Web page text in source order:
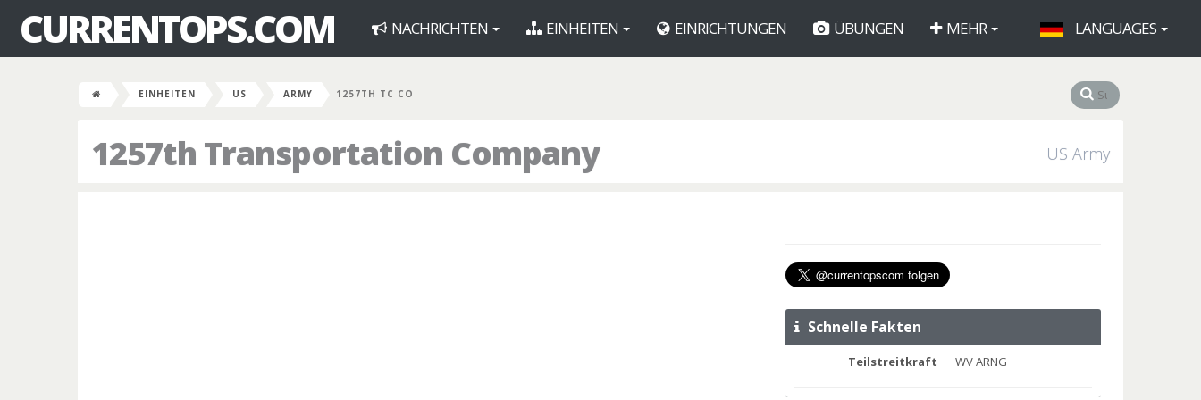
CURRENTOPS.COM NACHRICHTEN EINHEITEN EINRICHTUNGEN ÜBUNGEN MEHR LANGUAGES
EINHEITEN US ARMY 1257TH TC CO
1257th Transportation Company US Army
Schnelle Fakten
Teilstreitkraft WV ARNG